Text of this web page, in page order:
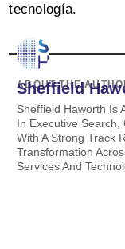
tecnología.
ABOUT THE
Sheffield
Sheffield Haworth Is
In Executive Search,
With A Strong Track
Transformation
Services And